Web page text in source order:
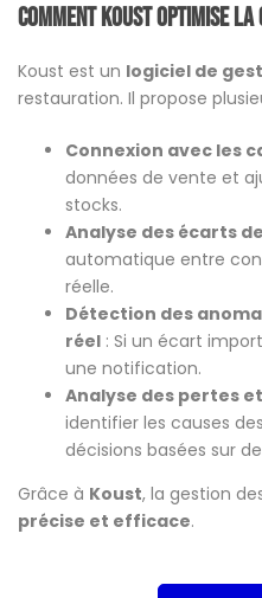
Comment Koust optimise
Koust est un logiciel de
restauration. Il propose
Connexion avec les
données de vente et
stocks​.
Analyse des écarts
automatique entre
réelle​.
Détection des
réel : Si un écart
une notification​.
Analyse des pertes
identifier les causes
décisions basées sur
Grâce à Koust, la gestion
précise et efficace.